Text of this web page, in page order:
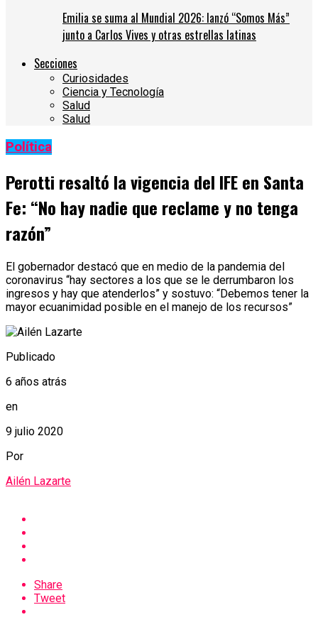
Emilia se suma al Mundial 2026: lanzó “Somos Más”
junto a Carlos Vives y otras estrellas latinas
Secciones
Curiosidades
Ciencia y Tecnología
Salud
Salud
Política
Perotti resaltó la vigencia del IFE en Santa
Fe: “No hay nadie que reclame y no tenga
razón”
El gobernador destacó que en medio de la pandemia del
coronavirus “hay sectores a los que se le derrumbaron los
ingresos y hay que atenderlos” y sostuvo: “Debemos tener la
mayor ecuanimidad posible en el manejo de los recursos”
Publicado
6 años atrás
en
9 julio 2020
Por
Ailén Lazarte
Share
Tweet